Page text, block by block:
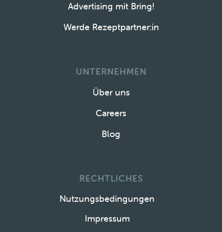
Advertising mit Bring!
Werde Rezeptpartner:in
UNTERNEHMEN
Über uns
Careers
Blog
RECHTLICHES
Nutzungsbedingungen
Impressum